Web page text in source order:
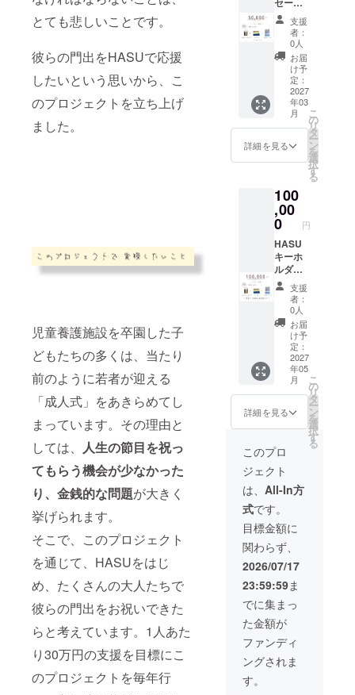
とても悲しいことです。
彼らの門出をHASUで応援
したいという思いから、こ
のプロジェクトを立ち上げ
ました。
児童養護施設を卒園した子
どもたちの多くは、当たり
前のように若者が迎える
「成人式」をあきらめてし
まっています。その理由と
しては、 人生の節目を祝っ
てもらう機会が少なかった
り、金銭的な問題が大きく
挙げられます。
そこで、このプロジェクト
を通じて、HASUをはじ
め、たくさんの大人たちで
彼らの門出をお祝いできた
らと考えています。1人あた
り30万円の支援を目標にこ
のプロジェクトを毎年行
話番号
】をご
記入く
ださ
い。 ・
PDFで
の お受
け取り
をご希
望の方
考欄に
【①氏
くださ
い。
提供と
なりま
す。あ
らかじ
めご理
解いた
だけま
すと幸
いで
す。 ＜
HASU
キーホ
を使用
した
バッグ
や小
物、ア
クセサ
リーな
どを制
作する
3.1Bと
のコラ
ボアイ
テムで
す。 計
5色から
お選び
いただ
けま
真
③HAS
U オリ
ジナル
のキー
ホル
ダー
④nuun
o. アイ
ピロー
をお送
りしま
プライ
バシー
保護の
観点か
ら、お
写真は
後ろ姿
やお顔
が特定
されな
い形で
の撮
影・ご
提供と
なりま
す。あ
らかじ
めご理
すと幸
いで
す。 ＜
HASU
キーホ
ルダー
につい
て＞ 革
を使用
した
バッグ
や小
物、ア
クセサ
リーな
どを制
作する
3.1Bと
＋ 写真
＋
HASU
キーホ
ルダー
nuuno.
アイピ
ロー ＋
HASU T
シャツ
】 感謝
の気持
めて、
①手書
きメッ
セー
ジ ②
成人式
の写
真
③HAS
U オリ
ジナル
のキー
ホル
ダー
④nuun
o. アイ
ピロー
⑤
HASU T
シャツ
をお送
りしま
す。 ※
子ども
たちの
プライ
バシー
保護の
観点か
ら、お
写真は
後ろ姿
やお顔
が特定
されな
い形で
の撮
影・ご
支援
者：
0人
お届
け予
定：
2027
年03
月
詳細を見る
こ
の
リ
タ
ー
ン
を
選
択
す
る
100
,00
0 円
HASU
キーホ
ルダー
＋
HASU T
シャツ
＋
nuuno.
アイピ
ロー＋
児童養
護施設
の 施設
案内(＋
鹿児島
観光)】
感謝の
気持ち
を込め
た手書
きの
メッ
セー
ジ、成
人式の
写真に
加え
て、
HASU
オリジ
ナルの
キーホ
ル
ダー、T
支援
者：
0人
お届
け予
定：
2027
年05
月
詳細を見る
こ
の
リ
タ
ー
ン
を
選
択
す
る
このプロ
ジェクト
は、 All-In方
式です。
目標金額に
関わらず、
2026/07/17
23:59:59ま
でに集まっ
た金額が
ファンディ
ングされま
す。